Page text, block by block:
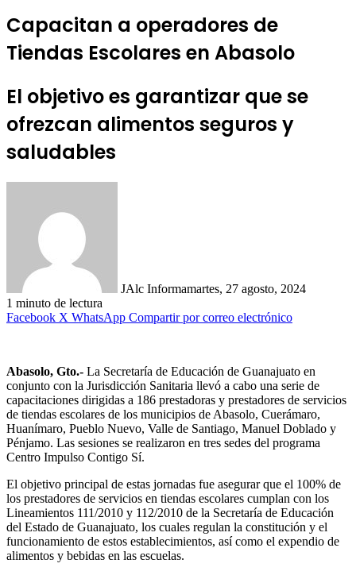
Capacitan a operadores de
Tiendas Escolares en Abasolo
El objetivo es garantizar que se
ofrezcan alimentos seguros y
saludables
JAlc Informamartes, 27 agosto, 2024
1 minuto de lectura
Facebook X WhatsApp Compartir por correo electrónico
Abasolo, Gto.- La Secretaría de Educación de Guanajuato en
conjunto con la Jurisdicción Sanitaria llevó a cabo una serie de
capacitaciones dirigidas a 186 prestadoras y prestadores de servicios
de tiendas escolares de los municipios de Abasolo, Cuerámaro,
Huanímaro, Pueblo Nuevo, Valle de Santiago, Manuel Doblado y
Pénjamo. Las sesiones se realizaron en tres sedes del programa
Centro Impulso Contigo Sí.
El objetivo principal de estas jornadas fue asegurar que el 100% de
los prestadores de servicios en tiendas escolares cumplan con los
Lineamientos 111/2010 y 112/2010 de la Secretaría de Educación
del Estado de Guanajuato, los cuales regulan la constitución y el
funcionamiento de estos establecimientos, así como el expendio de
alimentos y bebidas en las escuelas.